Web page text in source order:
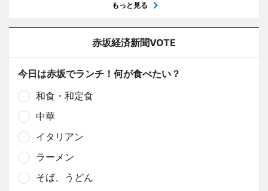
もっと見る
赤坂経済新聞VOTE
今日は赤坂でランチ！何が食べたい？
和食・和定食
中華
イタリアン
ラーメン
そば、うどん